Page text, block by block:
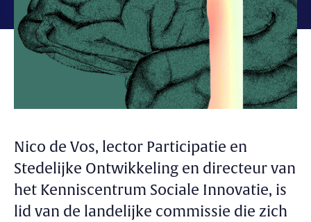
Nico de Vos, lector Participatie en
Stedelijke Ontwikkeling en directeur van
het Kenniscentrum Sociale Innovatie, is
lid van de landelijke commissie die zich